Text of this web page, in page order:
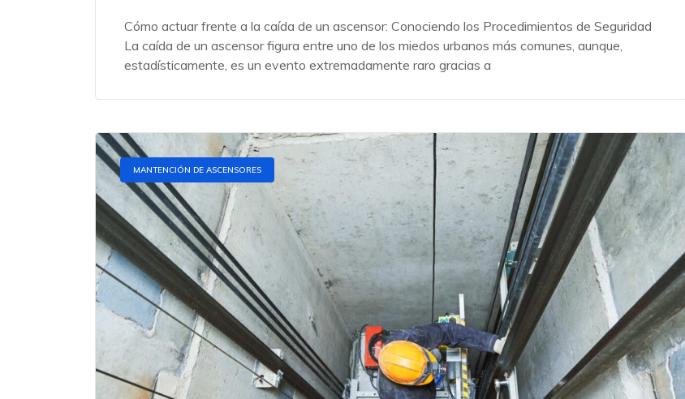
Cómo actuar frente a la caída de un ascensor: Conociendo los Procedimientos de Seguridad
La caída de un ascensor figura entre uno de los miedos urbanos más comunes, aunque,
estadísticamente, es un evento extremadamente raro gracias a
MANTENCIÓN DE ASCENSORES